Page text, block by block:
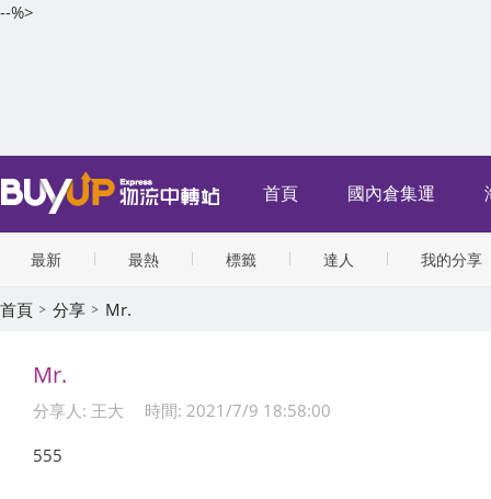
--%>
首頁 國內倉集運
最新 最熱 標籤 達人 我的分享
首頁 分享 Mr.
Mr.
分享人: 王大 時間: 2021/7/9 18:58:00
555